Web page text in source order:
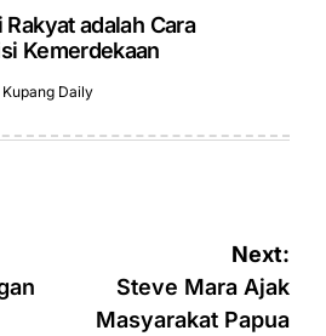
adalah Cara
Kemerdekaan
Daily
Next:
Steve Mara Ajak
Masyarakat Papua